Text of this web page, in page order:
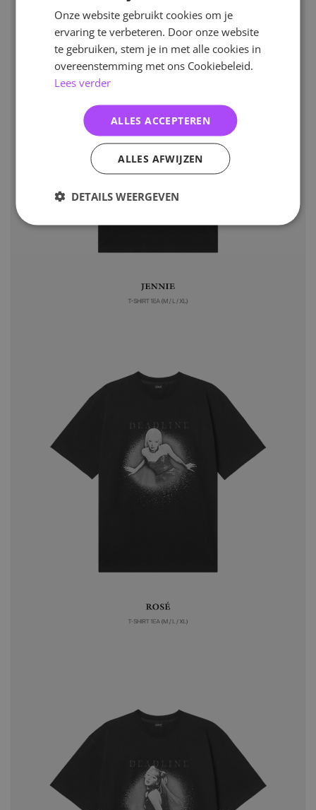
Onze website gebruikt cookies om je
ervaring te verbeteren. Door onze website
te gebruiken, stem je in met alle cookies in
overeenstemming met ons Cookiebeleid.
Lees verder
ALLES ACCEPTEREN
ALLES AFWIJZEN
DETAILS WEERGEVEN